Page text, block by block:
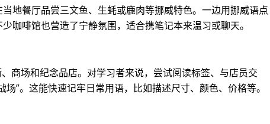
地餐厅品尝三文鱼、生蚝或鹿肉等挪威特色。一边用挪威语点
咖啡馆也营造了宁静氛围，适合携笔记本来温习或聊天。
商场和纪念品店。对学习者来说，尝试阅读标签、与店员交
”。这能快速记牢日常用语，比如描述尺寸、颜色、价格等。